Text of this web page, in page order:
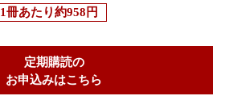
1冊あたり約958円
定期購読の
お申込みはこちら